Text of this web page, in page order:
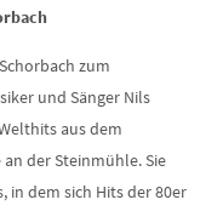
zum
und Sänger Nils
aus dem
der Steinmühle. Sie
in dem sich Hits der 80er